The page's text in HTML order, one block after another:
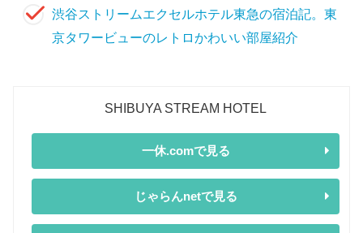
渋谷ストリームエクセルホテル東急の宿泊記。東
京タワービューのレトロかわいい部屋紹介
SHIBUYA STREAM HOTEL
一休.comで見る
じゃらんnetで見る